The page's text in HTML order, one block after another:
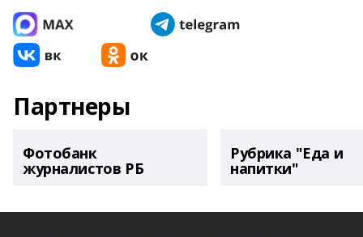
Партнеры
Фотобанк
журналистов РБ
Рубрика "Еда и
напитки"